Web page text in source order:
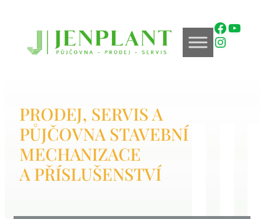
PRODEJ, SERVIS A
PŮJČOVNA STAVEBNÍ
MECHANIZACE
A PŘÍSLUŠENSTVÍ